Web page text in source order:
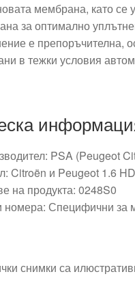
мембрана, като се
за оптимално
е препоръчителна,
в тежки условия
PSA (Peugeot
Citroën и Peugeot 1.6
на продукта: 0248S0
номера: Специфични за
снимки са